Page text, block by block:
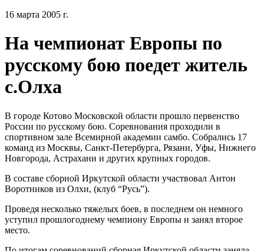
16 марта 2005 г.
На чемпионат Европы по
русскому бою поедет житель
с.Олха
В городе Котово Московской области прошло первенство
России по русскому бою. Соревнования проходили в
спортивном зале Всемирной академии самбо. Собрались 17
команд из Москвы, Санкт-Петербурга, Рязани, Уфы, Нижнего
Новгорода, Астрахани и других крупных городов.
В составе сборной Иркутской области участвовал Антон
Воротников из Олхи, (клуб “Русь”).
Проведя несколько тяжелых боев, в последнем он немного
уступил прошлогоднему чемпиону Европы и занял второе
место.